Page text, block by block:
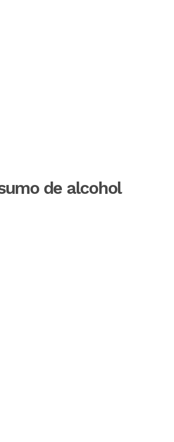
de alcohol